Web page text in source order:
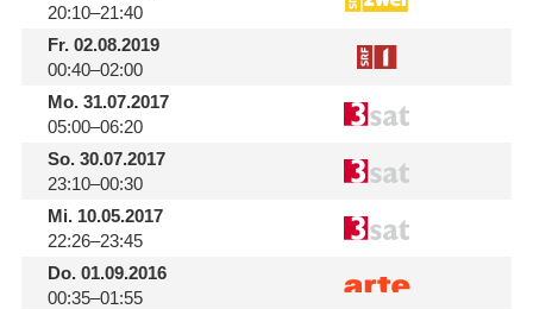
20:10–21:40
Fr.02.08.2019
00:40–02:00
Mo.31.07.2017
05:00–06:20
So.30.07.2017
23:10–00:30
Mi.10.05.2017
22:26–23:45
Do.01.09.2016
00:35–01:55